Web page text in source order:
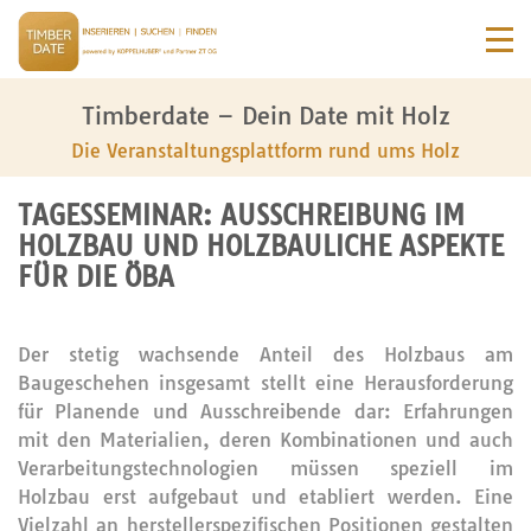
Timberdate – Dein Date mit Holz
Die Veranstaltungsplattform rund ums Holz
TAGESSEMINAR: AUSSCHREIBUNG IM
HOLZBAU UND HOLZBAULICHE ASPEKTE
FÜR DIE ÖBA
Der stetig wachsende Anteil des Holzbaus am
Baugeschehen insgesamt stellt eine Herausforderung
für Planende und Ausschreibende dar: Erfahrungen
mit den Materialien, deren Kombinationen und auch
Verarbeitungstechnologien müssen speziell im
Holzbau erst aufgebaut und etabliert werden. Eine
Vielzahl an herstellerspezifischen Positionen gestalten